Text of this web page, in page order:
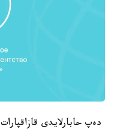
دەپ حابارلايدى قازاقپارات NTV تەلەارناسىنا سىلتەمە جاساپ.